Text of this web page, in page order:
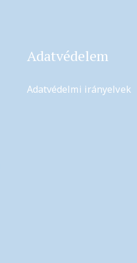
Adatvédelem
Adatvédelmi irányelvek